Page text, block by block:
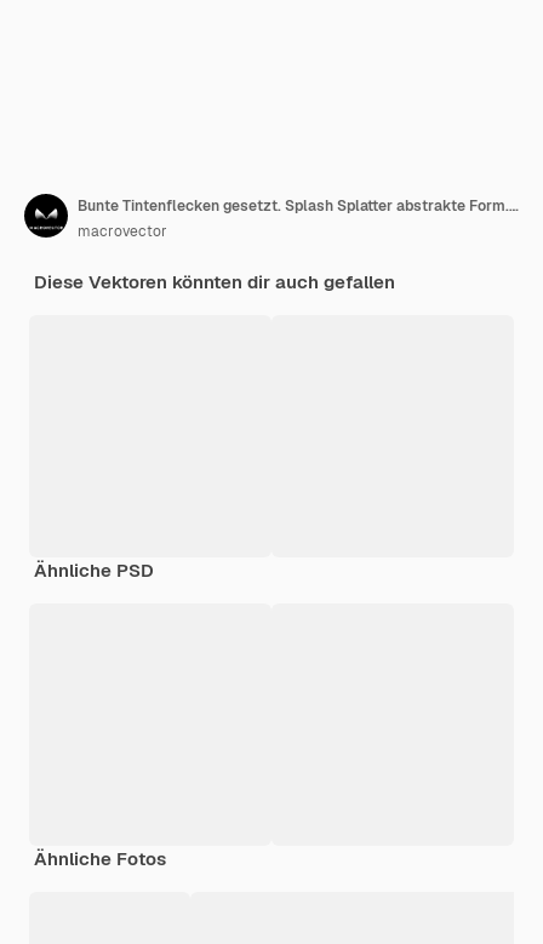
Bunte Tintenflecken gesetzt. Splash Splatter abstrakte Form. Vektorillustration
macrovector
Diese Vektoren könnten dir auch gefallen
Ähnliche PSD
Ähnliche Fotos